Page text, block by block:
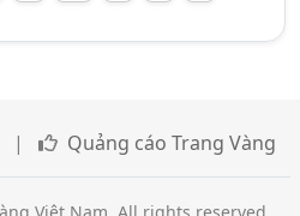
| Quảng cáo Trang Vàng